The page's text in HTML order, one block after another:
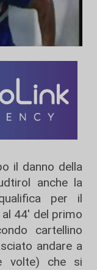
il danno della
anche la
per il
44' del primo
cartellino
andare a
volte) che si